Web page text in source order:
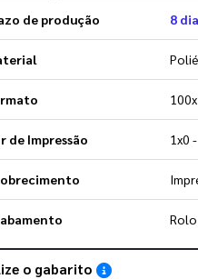
de produção 8
de Impressão 1x0
o gabarito Saiba como